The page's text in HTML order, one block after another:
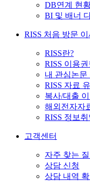
DB연계 현
BI 및 배너
RISS 처음 방문
RISS란?
RISS 이용
내 관심논문
RISS 자료
복사/대출
해외전자자
RISS 정보
고객센터
자주 찾는
상담 신청
상담 내역